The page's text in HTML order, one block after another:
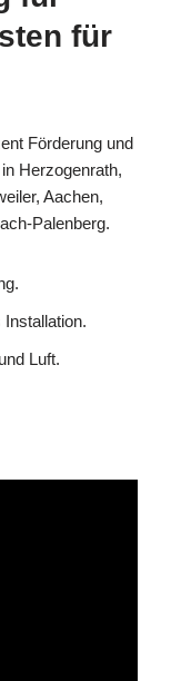
für
Förderung und
Herzogenrath,
Aachen,
Palenberg.
Luft.